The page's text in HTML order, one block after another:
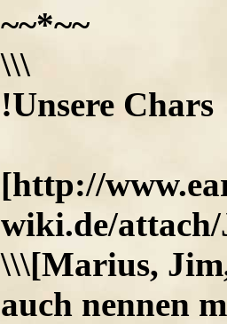
~~*~~
\\\
!Unsere Chars
[http://
wiki.de/
\\\[Marius,
auch nennen